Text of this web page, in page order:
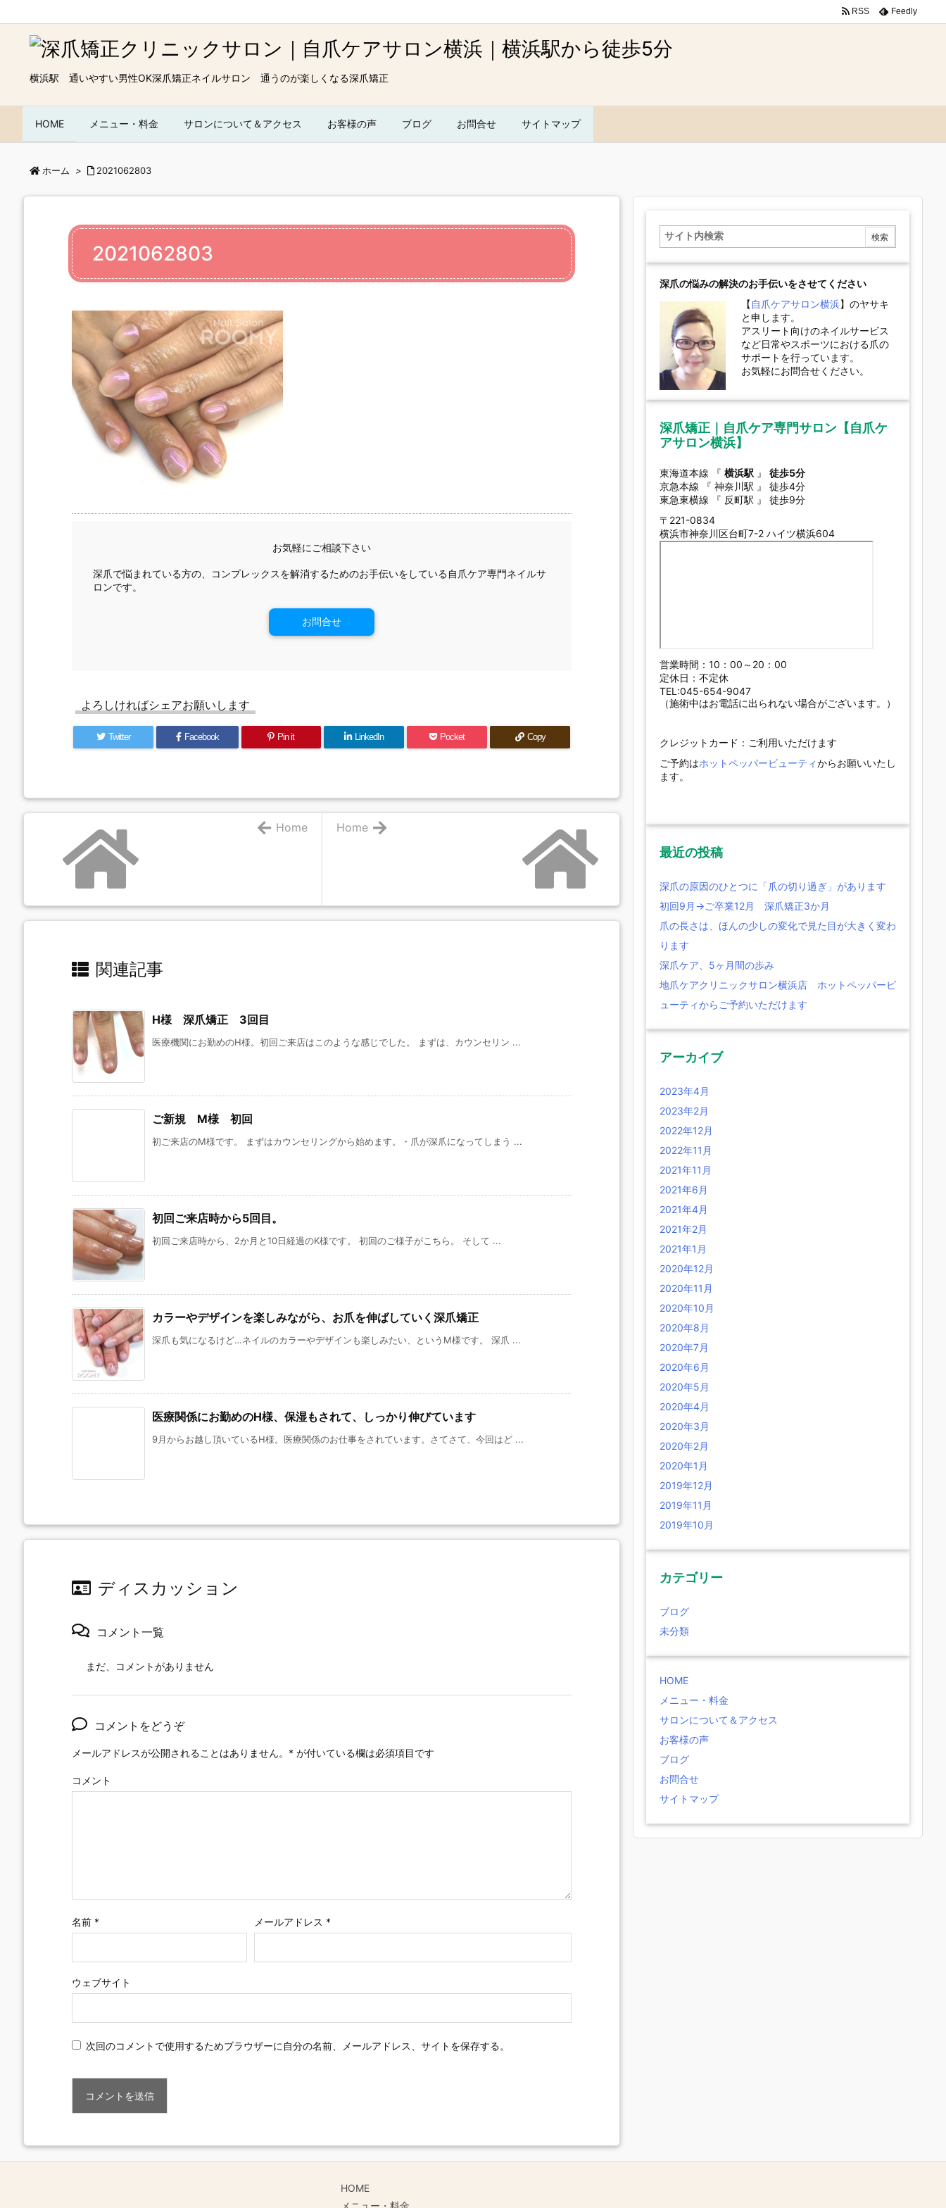
横浜駅 通いやすい男性OK深爪矯正ネイルサロン 通うのが楽しくなる深爪矯正
HOME メニュー・料金 サロンについて＆アクセス お客様の声 ブログ お問合せ サイトマップ
RSS Feedly
ホーム > 2021062803
2021062803
お気軽にご相談下さい
深爪で悩まれている方の、コンプレックスを解消するためのお手伝いをしている自爪ケア専門ネイルサ
ロンです。
お問合せ
よろしければシェアお願いします
Twitter Facebook Pin it LinkedIn Pocket Copy
Home
Home
関連記事
H様 深爪矯正 3回目
医療機関にお勤めのH様。初回ご来店はこのような感じでした。 まずは、カウンセリン ...
ご新規 M様 初回
初ご来店のM様です。 まずはカウンセリングから始めます。・爪が深爪になってしまう ...
初回ご来店時から5回目。
初回ご来店時から、2か月と10日経過のK様です。 初回のご様子がこちら。 そして ...
カラーやデザインを楽しみながら、お爪を伸ばしていく深爪矯正
深爪も気になるけど…ネイルのカラーやデザインも楽しみたい、というM様です。 深爪 ...
医療関係にお勤めのH様、保湿もされて、しっかり伸びています
9月からお越し頂いているH様。医療関係のお仕事をされています。さてさて、今回はど ...
ディスカッション
コメント一覧
まだ、コメントがありません
コメントをどうぞ
メールアドレスが公開されることはありません。 * が付いている欄は必須項目です
コメント
名前 * メールアドレス *
ウェブサイト
次回のコメントで使用するためブラウザーに自分の名前、メールアドレス、サイトを保存する。
深爪の悩みの解決のお手伝いをさせてください
【 自爪ケアサロン横浜】のヤサキ
と申します。
アスリート向けのネイルサービス
など日常やスポーツにおける爪の
サポートを行っています。
お気軽にお問合せください。
深爪矯正｜自爪ケア専門サロン【自爪ケ
アサロン横浜】
東海道本線 『 横浜駅 』 徒歩5分
京急本線 『 神奈川駅 』 徒歩4分
東急東横線 『 反町駅 』 徒歩9分
〒221-0834
横浜市神奈川区台町7-2 ハイツ横浜604
営業時間：10：00～20：00
定休日：不定休
TEL:045-654-9047
（施術中はお電話に出られない場合がございます。）
クレジットカード：ご利用いただけます
ご予約はホットペッパービューティからお願いいたし
ます。
最近の投稿
深爪の原因のひとつに「爪の切り過ぎ」があります
初回9月→ご卒業12月 深爪矯正3か月
爪の長さは、ほんの少しの変化で見た目が大きく変わ
ります
深爪ケア、5ヶ月間の歩み
地爪ケアクリニックサロン横浜店 ホットペッパービ
ューティからご予約いただけます
アーカイブ
2023年4月
2023年2月
2022年12月
2022年11月
2021年11月
2021年6月
2021年4月
2021年2月
2021年1月
2020年12月
2020年11月
2020年10月
2020年8月
2020年7月
2020年6月
2020年5月
2020年4月
2020年3月
2020年2月
2020年1月
2019年12月
2019年11月
2019年10月
カテゴリー
ブログ
未分類
HOME
メニュー・料金
サロンについて＆アクセス
お客様の声
ブログ
お問合せ
サイトマップ
HOME